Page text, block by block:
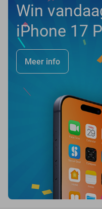
Win
iPhone 17
Meer info